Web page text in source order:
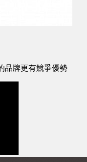
品牌更有競爭優勢